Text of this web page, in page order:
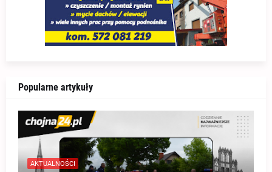
Popularne artykuły
AKTUALNOŚCI